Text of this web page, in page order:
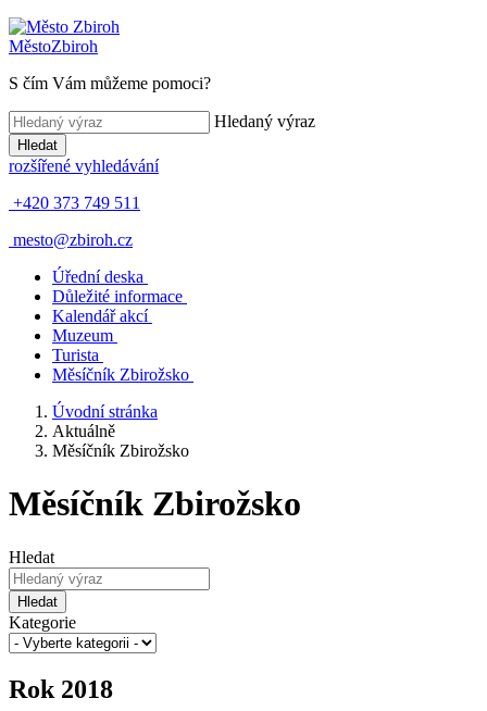
MěstoZbiroh
S čím Vám můžeme pomoci?
Hledaný výraz
Hledat
rozšířené vyhledávání
+420 373 749 511
mesto@zbiroh.cz
Úřední deska
Důležité informace
Kalendář akcí
Muzeum
Turista
Měsíčník Zbirožsko
Úvodní stránka
Aktuálně
Měsíčník Zbirožsko
Měsíčník Zbirožsko
Hledat
Hledat
Kategorie
Rok 2018